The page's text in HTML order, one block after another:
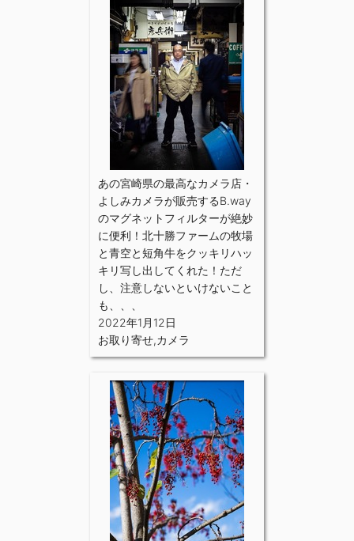
あの宮崎県の最高なカメラ店・
よしみカメラが販売するB.way
のマグネットフィルターが絶妙
に便利！北十勝ファームの牧場
と青空と短角牛をクッキリハッ
キリ写し出してくれた！ただ
し、注意しないといけないこと
も、、、
2022年1月12日
お取り寄せ,カメラ